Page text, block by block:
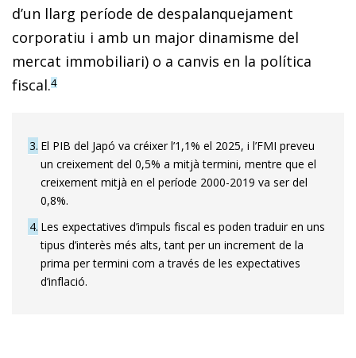
d’un llarg període de despalanquejament
corporatiu i amb un major dinamisme del
mercat immobiliari) o a canvis en la política
fiscal.4
3 El PIB del Japó va créixer l’1,1% el 2025, i l’FMI preveu
un creixement del 0,5% a mitjà termini, mentre que el
creixement mitjà en el període 2000-2019 va ser del
0,8%.
4 Les expectatives d’impuls fiscal es poden traduir en uns
tipus d’interès més alts, tant per un increment de la
prima per termini com a través de les expectatives
d’inflació.